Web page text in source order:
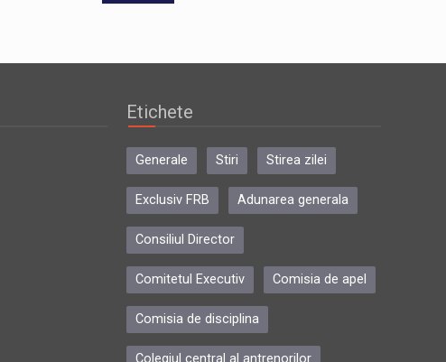
Etichete
Generale Stiri Stirea zilei
Exclusiv FRB Adunarea generala
Consiliul Director
Comitetul Executiv Comisia de apel
Comisia de disciplina
Colegiul central al antrenorilor